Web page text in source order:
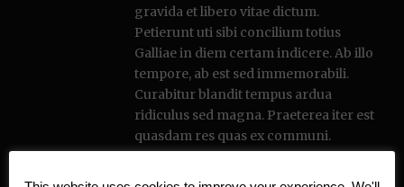
gravida et libero vitae dictum.
Petierunt uti sibi concilium totius
Galliae in diem certam indicere. Ab illo
tempore, ab est sed immemorabili.
Curabitur blandit tempus ardua
ridiculus sed magna. Praeterea iter est
quasdam res quas ex communi.